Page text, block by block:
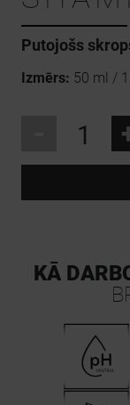
Putojošs
Izmērs: 50 ml /
KĀ